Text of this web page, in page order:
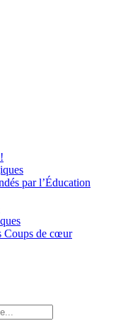
par l’Éducation
Coups de cœur